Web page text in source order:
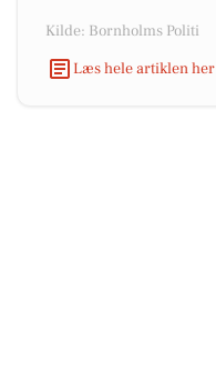
Kilde: Bornholms Politi
Læs hele artiklen her